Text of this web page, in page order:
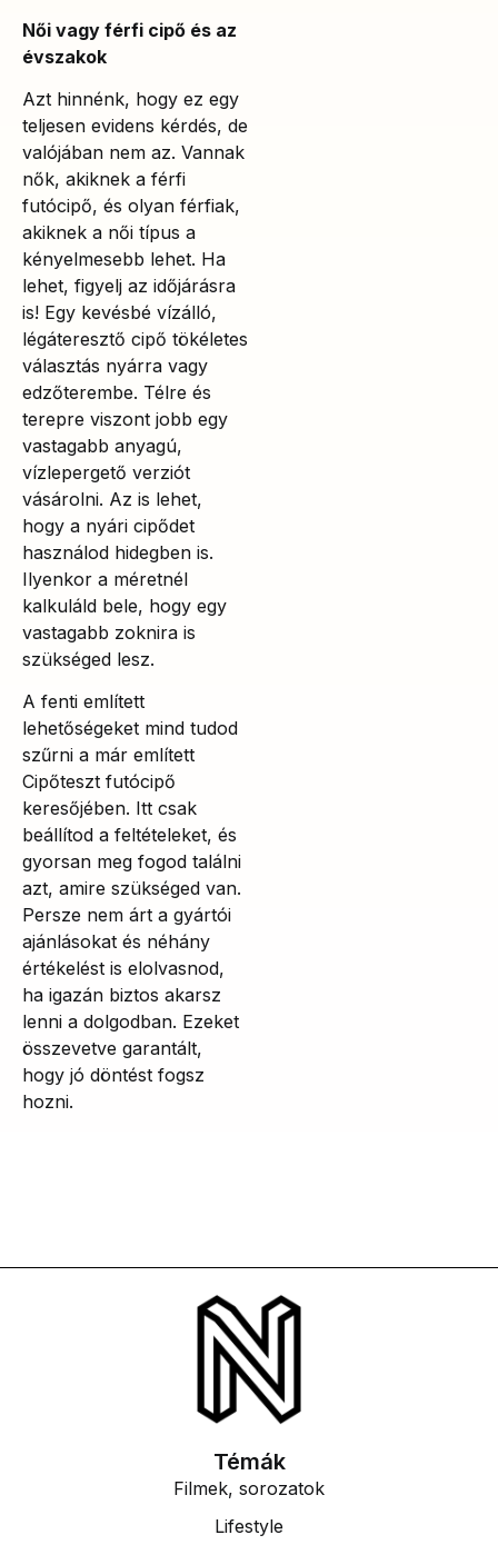
Női vagy férfi cipő és az
évszakok
Azt hinnénk, hogy ez egy
teljesen evidens kérdés, de
valójában nem az. Vannak
nők, akiknek a férfi
futócipő, és olyan férfiak,
akiknek a női típus a
kényelmesebb lehet. Ha
lehet, figyelj az időjárásra
is! Egy kevésbé vízálló,
légáteresztő cipő tökéletes
választás nyárra vagy
edzőterembe. Télre és
terepre viszont jobb egy
vastagabb anyagú,
vízlepergető verziót
vásárolni. Az is lehet,
hogy a nyári cipődet
használod hidegben is.
Ilyenkor a méretnél
kalkuláld bele, hogy egy
vastagabb zoknira is
szükséged lesz.
A fenti említett
lehetőségeket mind tudod
szűrni a már említett
Cipőteszt futócipő
keresőjében. Itt csak
beállítod a feltételeket, és
gyorsan meg fogod találni
azt, amire szükséged van.
Persze nem árt a gyártói
ajánlásokat és néhány
értékelést is elolvasnod,
ha igazán biztos akarsz
lenni a dolgodban. Ezeket
összevetve garantált,
hogy jó döntést fogsz
hozni.
Témák
Filmek, sorozatok
Lifestyle